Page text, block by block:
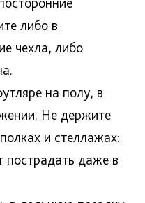
либо в
чехла, либо
на полу, в
Не держите
и стеллажах:
пострадать даже в